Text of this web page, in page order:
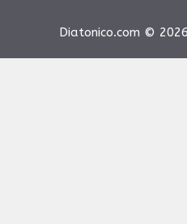
Diatonico.com ©